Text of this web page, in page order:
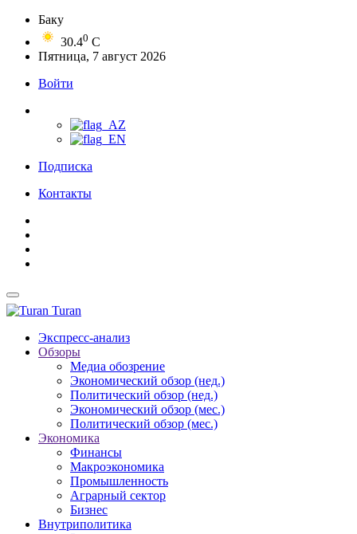
Баку
30.40 C
Пятница, 7 август 2026
Войти
Подписка
Контакты
Turan
Экспресс-анализ
Обзоры
Медиа обозрение
Экономический обзор (нед.)
Политический обзор (нед.)
Экономический обзор (мес.)
Политический обзор (мес.)
Экономика
Финансы
Макроэкономика
Промышленность
Аграрный сектор
Бизнес
Внутриполитика